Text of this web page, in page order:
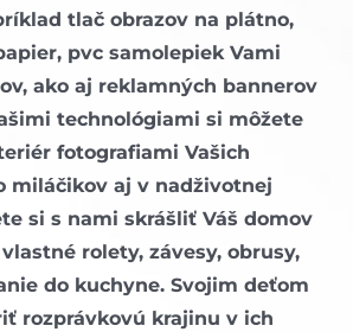
tlač obrazov na plátno,
pvc samolepiek Vami
ako aj reklamných bannerov
technológiami si môžete
fotografiami Vašich
miláčikov aj v nadživotnej
si s nami skrášliť Váš domov
rolety, závesy, obrusy,
do kuchyne. Svojim deťom
rozprávkovú krajinu v ich